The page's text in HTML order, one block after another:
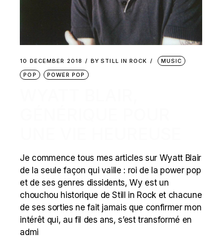
10 DECEMBER 2018 BY STILL IN ROCK
MUSIC
POP
POWER POP
Je commence tous mes articles sur Wyatt Blair
de la seule façon qui vaille : roi de la power pop
et de ses genres dissidents, Wy est un
chouchou historique de Still in Rock et chacune
de ses sorties ne fait jamais que confirmer mon
intérêt qui, au fil des ans, s’est transformé en
admi